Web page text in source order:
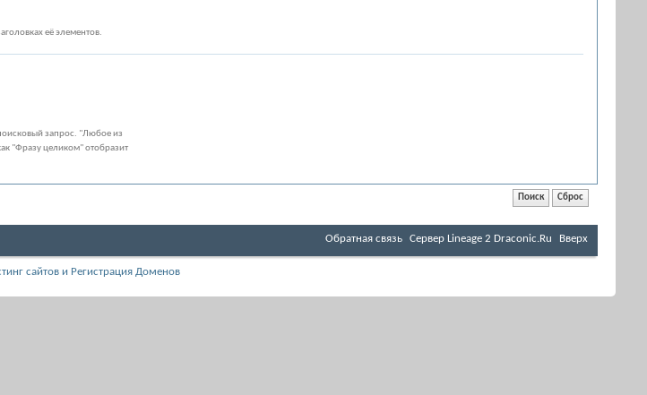
её элементов.
запрос. "Любое из
"Фразу целиком" отобразит
Обратная связь Cервер Lineage 2 Draconic.Ru Вверх
сайтов и Регистрация Доменов